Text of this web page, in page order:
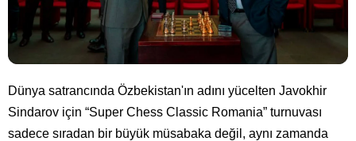
Dünya satrancında Özbekistan'ın adını yücelten Javokhir
Sindarov için “Super Chess Classic Romania” turnuvası
sadece sıradan bir büyük müsabaka değil, aynı zamanda